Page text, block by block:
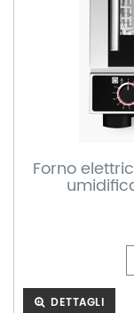
Forno
DETTAGLI